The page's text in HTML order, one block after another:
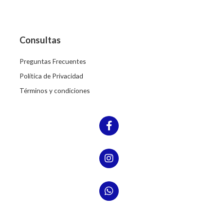
Consultas
Preguntas Frecuentes
Política de Privacidad
Términos y condiciones